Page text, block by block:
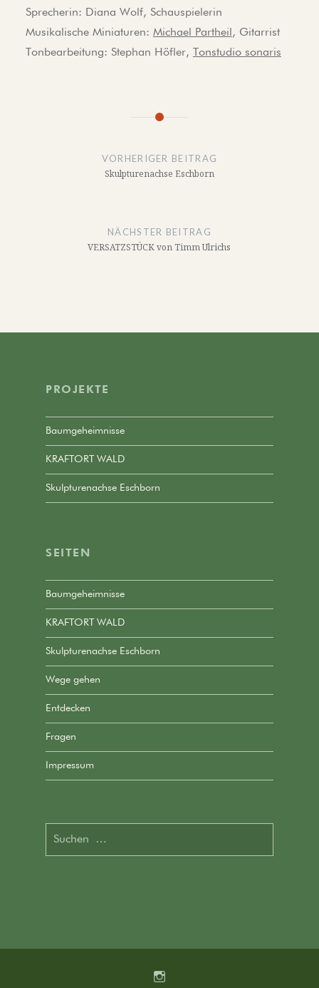
Sprecherin: Diana Wolf, Schauspielerin
Musikalische Miniaturen: Michael Partheil , Gitarrist
Tonbearbeitung: Stephan Höfler,
Tonstudio sonaris
VORHERIGER BEITRAG
Skulpturenachse Eschborn
NÄCHSTER BEITRAG
VERSATZSTÜCK von Timm Ulrichs
PROJEKTE
Baumgeheimnisse
KRAFTORT WALD
Skulpturenachse Eschborn
SEITEN
Baumgeheimnisse
KRAFTORT WALD
Skulpturenachse Eschborn
Wege gehen
Entdecken
Fragen
Impressum